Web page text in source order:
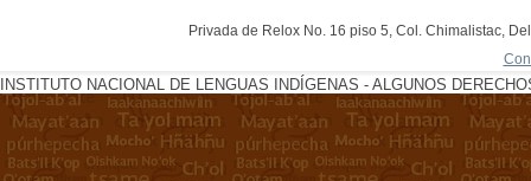
Privada de Relox No. 16 piso 5, Col. Chimalistac,
INSTITUTO NACIONAL DE LENGUAS INDÍGENAS - ALGUNOS